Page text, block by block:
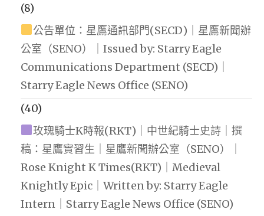
(8)
公告單位：星鷹通訊部門(SECD)｜星鷹新聞辦
公室（SENO）｜Issued by: Starry Eagle
Communications Department (SECD)｜
Starry Eagle News Office (SENO)
(40)
玫瑰騎士K時報(RKT)｜中世紀騎士史詩｜撰
稿：星鷹實習生｜星鷹新聞辦公室（SENO）｜
Rose Knight K Times(RKT)｜Medieval
Knightly Epic｜Written by: Starry Eagle
Intern｜Starry Eagle News Office (SENO)